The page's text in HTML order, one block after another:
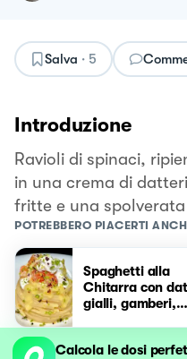
Salva · 5
Introduzione
Ravioli di spinaci,
in una crema di
fritte e una
POTREBBERO PIACERTI
Spaghetti alla
Chitarra con
gialli, gamberi,
Calcola le dosi